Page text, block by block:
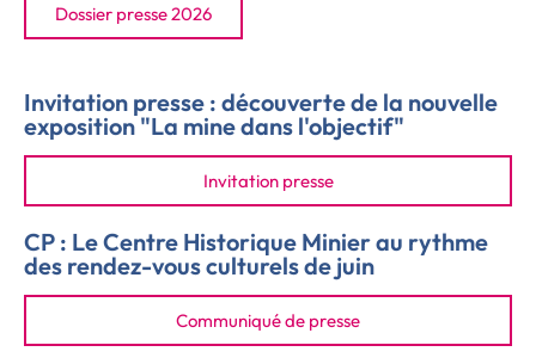
Dossier presse 2026
Invitation presse : découverte de la nouvelle
exposition "La mine dans l'objectif"
Invitation presse
CP : Le Centre Historique Minier au rythme
des rendez-vous culturels de juin
Communiqué de presse